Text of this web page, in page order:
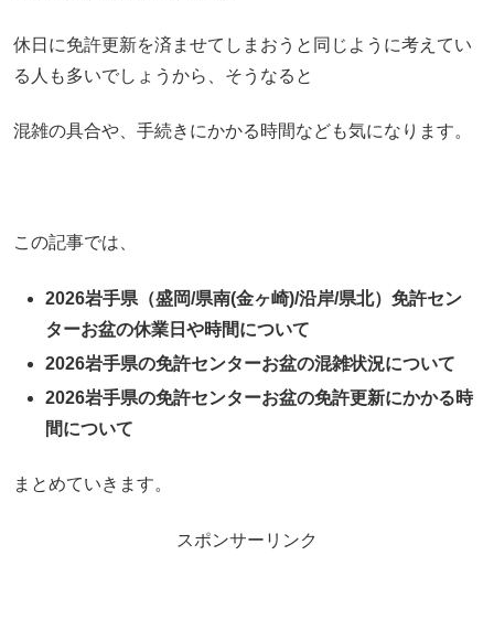
休日に免許更新を済ませてしまおうと同じように考えてい
る人も多いでしょうから、そうなると
混雑の具合や、手続きにかかる時間なども気になります。
この記事では、
2026岩手県（盛岡/県南(金ヶ崎)/沿岸/県北）免許セン
ターお盆の休業日や時間について
2026岩手県の免許センターお盆の混雑状況について
2026岩手県の免許センターお盆の免許更新にかかる時
間について
まとめていきます。
スポンサーリンク